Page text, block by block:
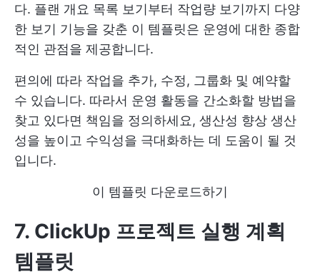
다. 플랜 개요 목록 보기부터 작업량 보기까지 다양
한 보기 기능을 갖춘 이 템플릿은 운영에 대한 종합
적인 관점을 제공합니다.
편의에 따라 작업을 추가, 수정, 그룹화 및 예약할
수 있습니다. 따라서 운영 활동을 간소화할 방법을
찾고 있다면 책임을 정의하세요, 생산성 향상 생산
성을 높이고 수익성을 극대화하는 데 도움이 될 것
입니다.
이 템플릿 다운로드하기
7. ClickUp 프로젝트 실행 계획
템플릿